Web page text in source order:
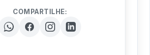
COMPARTILHE: